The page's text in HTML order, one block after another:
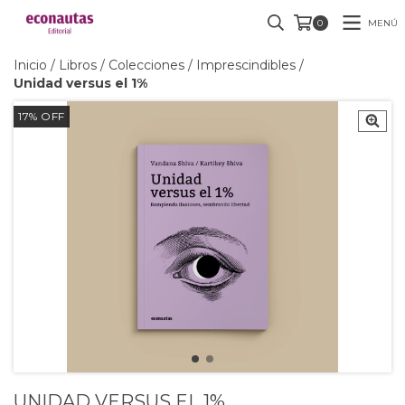
0 MENÚ
Inicio / Libros / Colecciones / Imprescindibles /
Unidad versus el 1%
17% OFF